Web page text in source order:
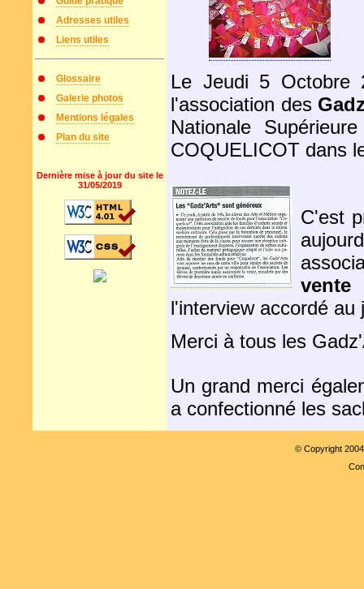
Adresses utiles
Liens utiles
Glossaire
Galerie photos
Mentions légales
Plan du site
Dernière mise à jour du site le
31/05/2019
Le Jeudi 5 Octobre
l'association des
Nationale
COQUELICOT dans
C'est
vente
l'interview accordé
Merci à tous les
Un grand merci
a confectionné les
© Copyright